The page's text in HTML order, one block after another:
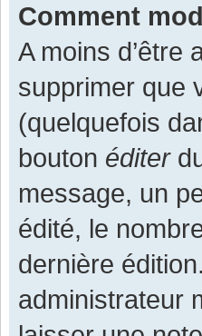
Comment
A moins d’être
supprimer que
(quelquefois
bouton éditer
message, un
édité, le
dernière
administrateur